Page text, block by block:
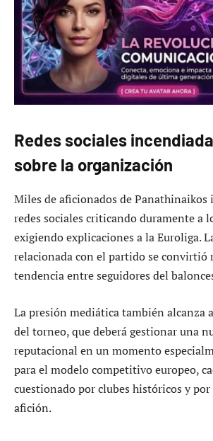
Redes sociales
sobre la organización
Miles de aficionados de Panathinaikos
redes sociales criticando duramente a
exigiendo explicaciones a la Euroliga.
relacionada con el partido se convirtió
tendencia entre seguidores del
La presión mediática también alcanza
del torneo, que deberá gestionar una
reputacional en un momento
para el modelo competitivo europeo,
cuestionado por clubes históricos y
afición.